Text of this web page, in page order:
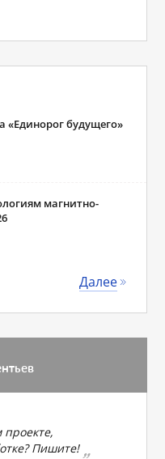
«Единорог будущего»
магнитно-
Далее
проекте,
Пишите!